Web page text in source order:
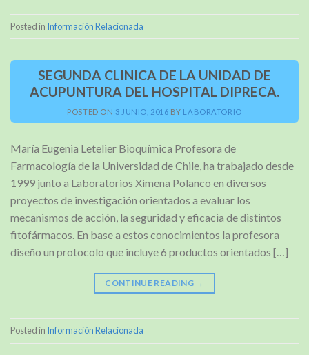
Posted in Información Relacionada
SEGUNDA CLINICA DE LA UNIDAD DE
ACUPUNTURA DEL HOSPITAL DIPRECA.
POSTED ON 3 JUNIO, 2016 BY LABORATORIO
María Eugenia Letelier Bioquímica Profesora de
Farmacología de la Universidad de Chile, ha trabajado desde
1999 junto a Laboratorios Ximena Polanco en diversos
proyectos de investigación orientados a evaluar los
mecanismos de acción, la seguridad y eficacia de distintos
fitofármacos. En base a estos conocimientos la profesora
diseño un protocolo que incluye 6 productos orientados […]
CONTINUE READING →
Posted in Información Relacionada